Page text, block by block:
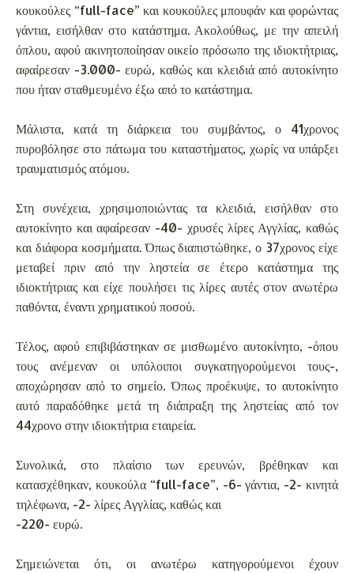
κουκούλες “full-face” και κουκούλες μπουφάν και φορώντας
γάντια, εισήλθαν στο κατάστημα. Ακολούθως, με την απειλή
όπλου, αφού ακινητοποίησαν οικείο πρόσωπο της ιδιοκτήτριας,
αφαίρεσαν -3.000- ευρώ, καθώς και κλειδιά από αυτοκίνητο
που ήταν σταθμευμένο έξω από το κατάστημα.
Μάλιστα, κατά τη διάρκεια του συμβάντος, ο 41χρονος
πυροβόλησε στο πάτωμα του καταστήματος, χωρίς να υπάρξει
τραυματισμός ατόμου.
Στη συνέχεια, χρησιμοποιώντας τα κλειδιά, εισήλθαν στο
αυτοκίνητο και αφαίρεσαν -40- χρυσές λίρες Αγγλίας, καθώς
και διάφορα κοσμήματα. Όπως διαπιστώθηκε, ο 37χρονος είχε
μεταβεί πριν από την ληστεία σε έτερο κατάστημα της
ιδιοκτήτριας και είχε πουλήσει τις λίρες αυτές στον ανωτέρω
παθόντα, έναντι χρηματικού ποσού.
Τέλος, αφού επιβιβάστηκαν σε μισθωμένο αυτοκίνητο, -όπου
τους ανέμεναν οι υπόλοιποι συγκατηγορούμενοι τους-,
αποχώρησαν από το σημείο. Όπως προέκυψε, το αυτοκίνητο
αυτό παραδόθηκε μετά τη διάπραξη της ληστείας από τον
44χρονο στην ιδιοκτήτρια εταιρεία.
Συνολικά, στο πλαίσιο των ερευνών, βρέθηκαν και
κατασχέθηκαν, κουκούλα “full-face”, -6- γάντια, -2- κινητά
τηλέφωνα, -2- λίρες Αγγλίας, καθώς και
-220- ευρώ.
Σημειώνεται ότι, οι ανωτέρω κατηγορούμενοι έχουν